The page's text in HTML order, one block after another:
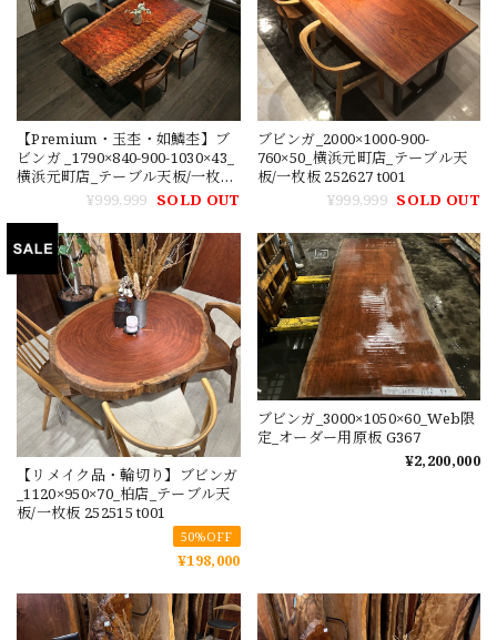
【Premium・玉杢・如鱗杢】ブ
ビンガ _1790×840-900-1030×43_
横浜元町店_テーブル天板/一枚板
¥999,999 SOLD OUT
ブビンガ_2000×1000-900-
760×50_横浜元町店_テーブル天
板/一枚板 252627 t001
¥999,999 SOLD OUT
【リメイク品・輪切り】ブビンガ
_1120×950×70_柏店_テーブル天
板/一枚板 252515 t001
50%OFF
¥198,000
ブビンガ_3000×1050×60_Web限
定_オーダー用原板 G367
¥2,200,000